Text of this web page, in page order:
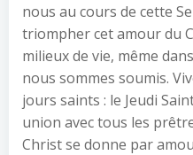
nous au cours de cette
triompher cet amour du
milieux de vie, même
nous sommes soumis.
jours saints : le Jeudi
union avec tous les
Christ se donne par